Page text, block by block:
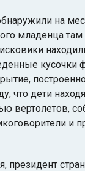
на
младенца
кусочки
что дети
вертолетов,
и
президент